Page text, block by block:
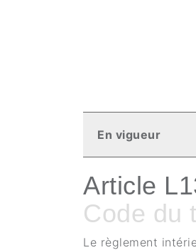
En vigueur
Article
Code du
Le règlement